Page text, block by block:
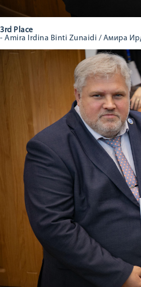
3rd Place
- Amira Irdina Binti Zunaidi / Амира